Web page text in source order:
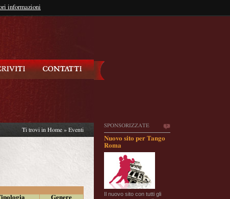
informazioni
SPONSORIZZATE
Nuovo sito per Tango
Roma
Il nuovo sito con tutti gli
Ti trovi in Home » Eventi